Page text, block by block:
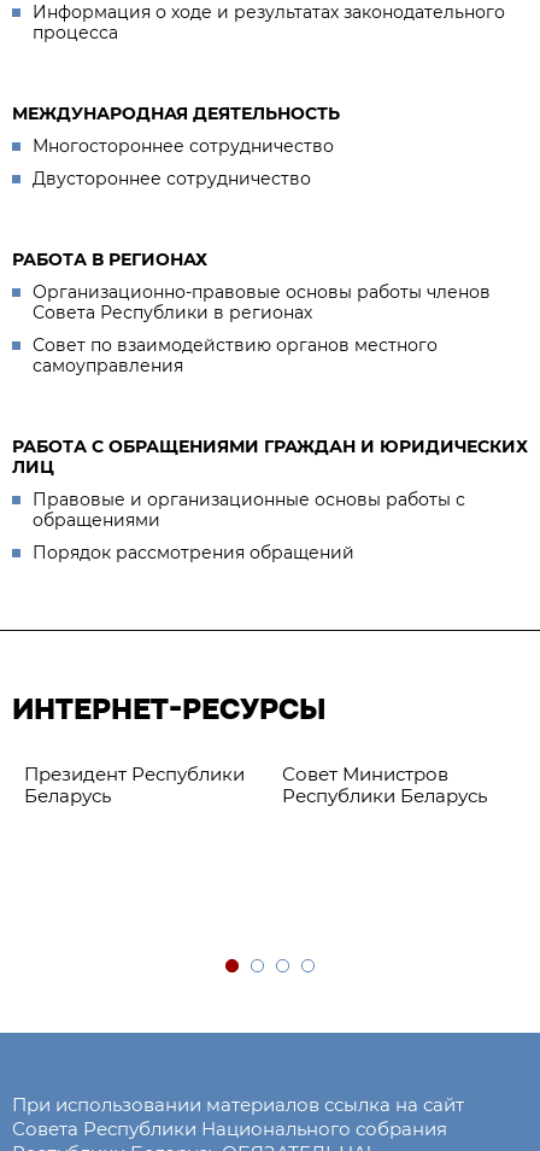
Информация о ходе и результатах законодательного
процесса
МЕЖДУНАРОДНАЯ ДЕЯТЕЛЬНОСТЬ
Многостороннее сотрудничество
Двустороннее сотрудничество
РАБОТА В РЕГИОНАХ
Организационно-правовые основы работы членов
Совета Республики в регионах
Совет по взаимодействию органов местного
самоуправления
РАБОТА С ОБРАЩЕНИЯМИ ГРАЖДАН И ЮРИДИЧЕСКИХ
ЛИЦ
Правовые и организационные основы работы с
обращениями
Порядок рассмотрения обращений
ИНТЕРНЕТ-РЕСУРСЫ
Президент Республики
Беларусь
Совет Министров
Республики Беларусь
При использовании материалов ссылка на сайт
Совета Республики Национального собрания